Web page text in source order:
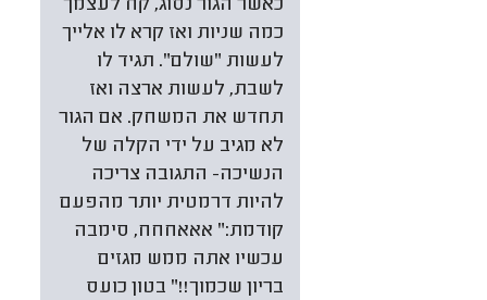
כאשר הגור נסוג, קח לעצמך
כמה שניות ואז קרא לו אלייך
לעשות "שולם". תגיד לו
לשבת, לעשות ארצה ואז
תחדש את המשחק. אם הגור
לא מגיב על ידי הקלה של
הנשיכה- התגובה צריכה
להיות דרמטית יותר מהפעם
קודמת:" אאאחחח, סימבה
עכשיו אתה ממש מגזים
בריון שכמוך!!" בטון כועס